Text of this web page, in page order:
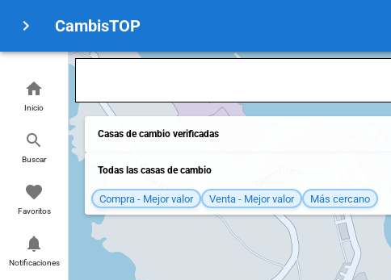
CambisTOP
Inicio
Buscar
Favoritos
Notificaciones
Casas de cambio verificadas
Todas las casas de cambio
Compra - Mejor valor Venta - Mejor valor Más cercano